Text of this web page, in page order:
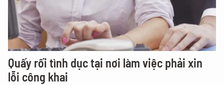
Quấy rối tình dục tại nơi làm việc phải xin
lỗi công khai